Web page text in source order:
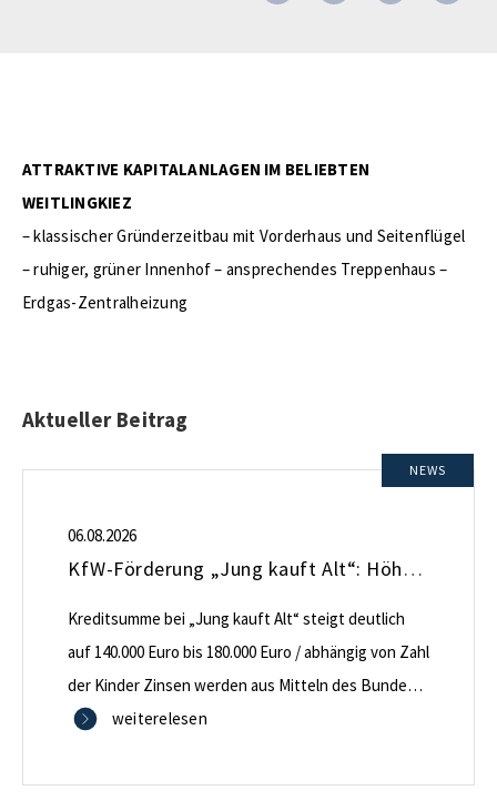
ATTRAKTIVE KAPITALANLAGEN IM BELIEBTEN
WEITLINGKIEZ
– klassischer Gründerzeitbau mit Vorderhaus und Seitenflügel
– ruhiger, grüner Innenhof – ansprechendes Treppenhaus –
Erdgas-Zentralheizung
Aktueller Beitrag
NEWS
06.08.2026
KfW-Förderung „Jung kauft Alt“: Höhere Kredite ab August 2026
Kreditsumme bei „Jung kauft Alt“ steigt deutlich
auf 140.000 Euro bis 180.000 Euro / abhängig von Zahl
der Kinder Zinsen werden aus Mitteln des Bundes
verbilligt: Heutiger Zins bei 0,53 Prozent effektiv bei
Antragstellende verpflichten sich zu energetischer
weiterelesen